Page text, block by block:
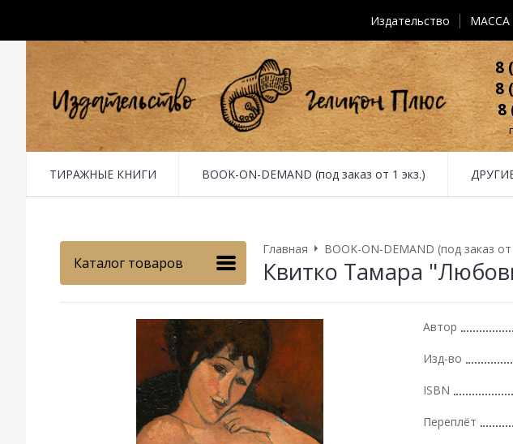
Издательство MACCA
8
8
8
ТИРАЖНЫЕ КНИГИ BOOK-ON-DEMAND (под заказ от 1 экз.)
Каталог товаров
Главная BOOK-ON-DEMAND (под заказ от
Квитко Тамара
Автор
Изд-во
ISBN
Переплёт